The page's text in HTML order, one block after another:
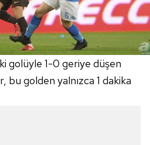
golüyle 1-0 geriye düşen
bu golden yalnızca 1 dakika